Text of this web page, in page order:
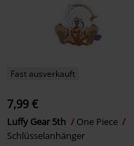
Fast ausverkauft
7,99 €
Luffy Gear 5th
One Piece
Schlüsselanhänger